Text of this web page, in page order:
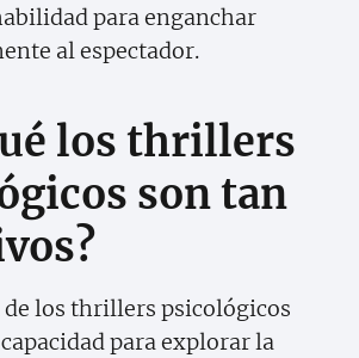
para enganchar
al espectador.
los thrillers
son tan
de los thrillers psicológicos
para explorar la